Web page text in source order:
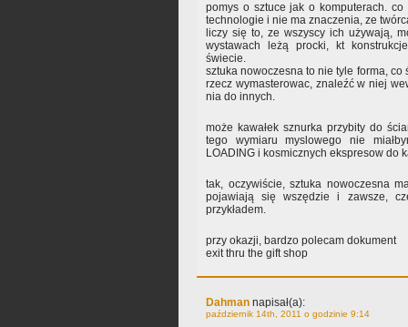
pomys o sztuce jak o komputerach.
technologie i nie ma znaczenia, ze
liczy się to, ze wszyscy ich używają,
wystawach leżą procki, kt
świecie.
sztuka nowoczesna to nie tyle forma, co
rzecz wymasterowac, znaleźć w niej
nia do innych.
może kawałek sznurka przybity do
tego wymiaru myslowego nie
LOADING i kosmicznych ekspresow do
tak, oczywiście, sztuka nowoczesna
pojawiają się wszędzie i zawsze,
przykładem.
przy okazji, bardzo polecam dokument
exit thru the gift shop
Dahman napisał(a):
październik 14th, 2011 o godzinie 9:14